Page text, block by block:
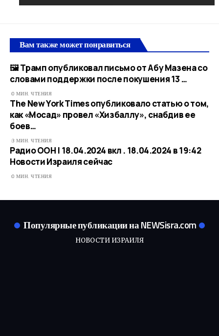
Вам также может понравиться
🖼 Трамп опубликовал письмо от Абу Мазена со
словами поддержки после покушения 13 …
0 МИН. ЧТЕНИЯ
The New York Times опубликовало статью о том,
как «Мосад» провел «Хизбаллу», снабдив ее
боев…
3 МИН. ЧТЕНИЯ
Радио ООН | 18.04.2024 вкл . 18.04.2024 в 19:42​
Новости Израиля сейчас
0 МИН. ЧТЕНИЯ
Популярные публикации на NEWSisra.com
НОВОСТИ ИЗРАИЛЯ